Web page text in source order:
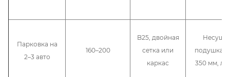
Парковка на
2–3 авто
160–200
B25, двойная
сетка или
каркас
подушка
350 мм,